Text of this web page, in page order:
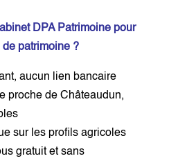
DPA Patrimoine pour
de patrimoine ?
aucun lien bancaire
proche de Châteaudun,
sur les profils agricoles
gratuit et sans